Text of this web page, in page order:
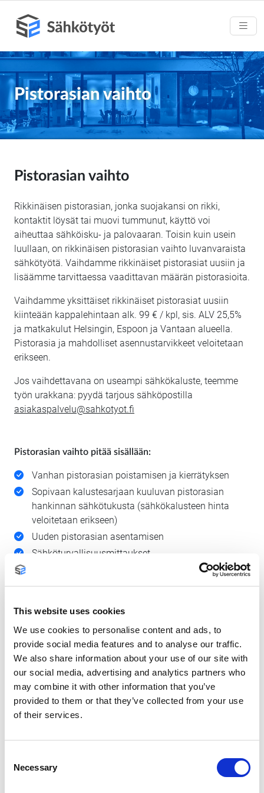
This website uses cookies
We use cookies to personalise content and ads, to
provide social media features and to analyse our traffic.
We also share information about your use of our site with
our social media, advertising and analytics partners who
may combine it with other information that you’ve
provided to them or that they’ve collected from your use
of their services.
Selection
Necessary
Pistorasian vaihto
Pistorasian vaihto
Rikkinäisen pistorasian, jonka suojakansi on rikki,
kontaktit löysät tai muovi tummunut, käyttö voi
aiheuttaa sähköisku- ja palovaaran. Toisin kuin usein
luullaan, on rikkinäisen pistorasian vaihto luvanvaraista
sähkötyötä. Vaihdamme rikkinäiset pistorasiat uusiin ja
lisäämme tarvittaessa vaadittavan määrän pistorasioita.
Vaihdamme yksittäiset rikkinäiset pistorasiat uusiin
kiinteään kappalehintaan alk. 99 € / kpl, sis. ALV 25,5%
ja matkakulut Helsingin, Espoon ja Vantaan alueella.
Pistorasia ja mahdolliset asennustarvikkeet veloitetaan
erikseen.
Jos vaihdettavana on useampi sähkökaluste, teemme
työn urakkana: pyydä tarjous sähköpostilla
asiakaspalvelu@sahkotyot.fi
Pistorasian vaihto pitää sisällään:
Vanhan pistorasian poistamisen ja kierrätyksen
Sopivaan kalustesarjaan kuuluvan pistorasian
hankinnan sähkötukusta (sähkökalusteen hinta
veloitetaan erikseen)
Uuden pistorasian asentamisen
Sähköturvallisuusmittaukset
Hinta alk. 99 € / kpl, sis. ALV ja matkat